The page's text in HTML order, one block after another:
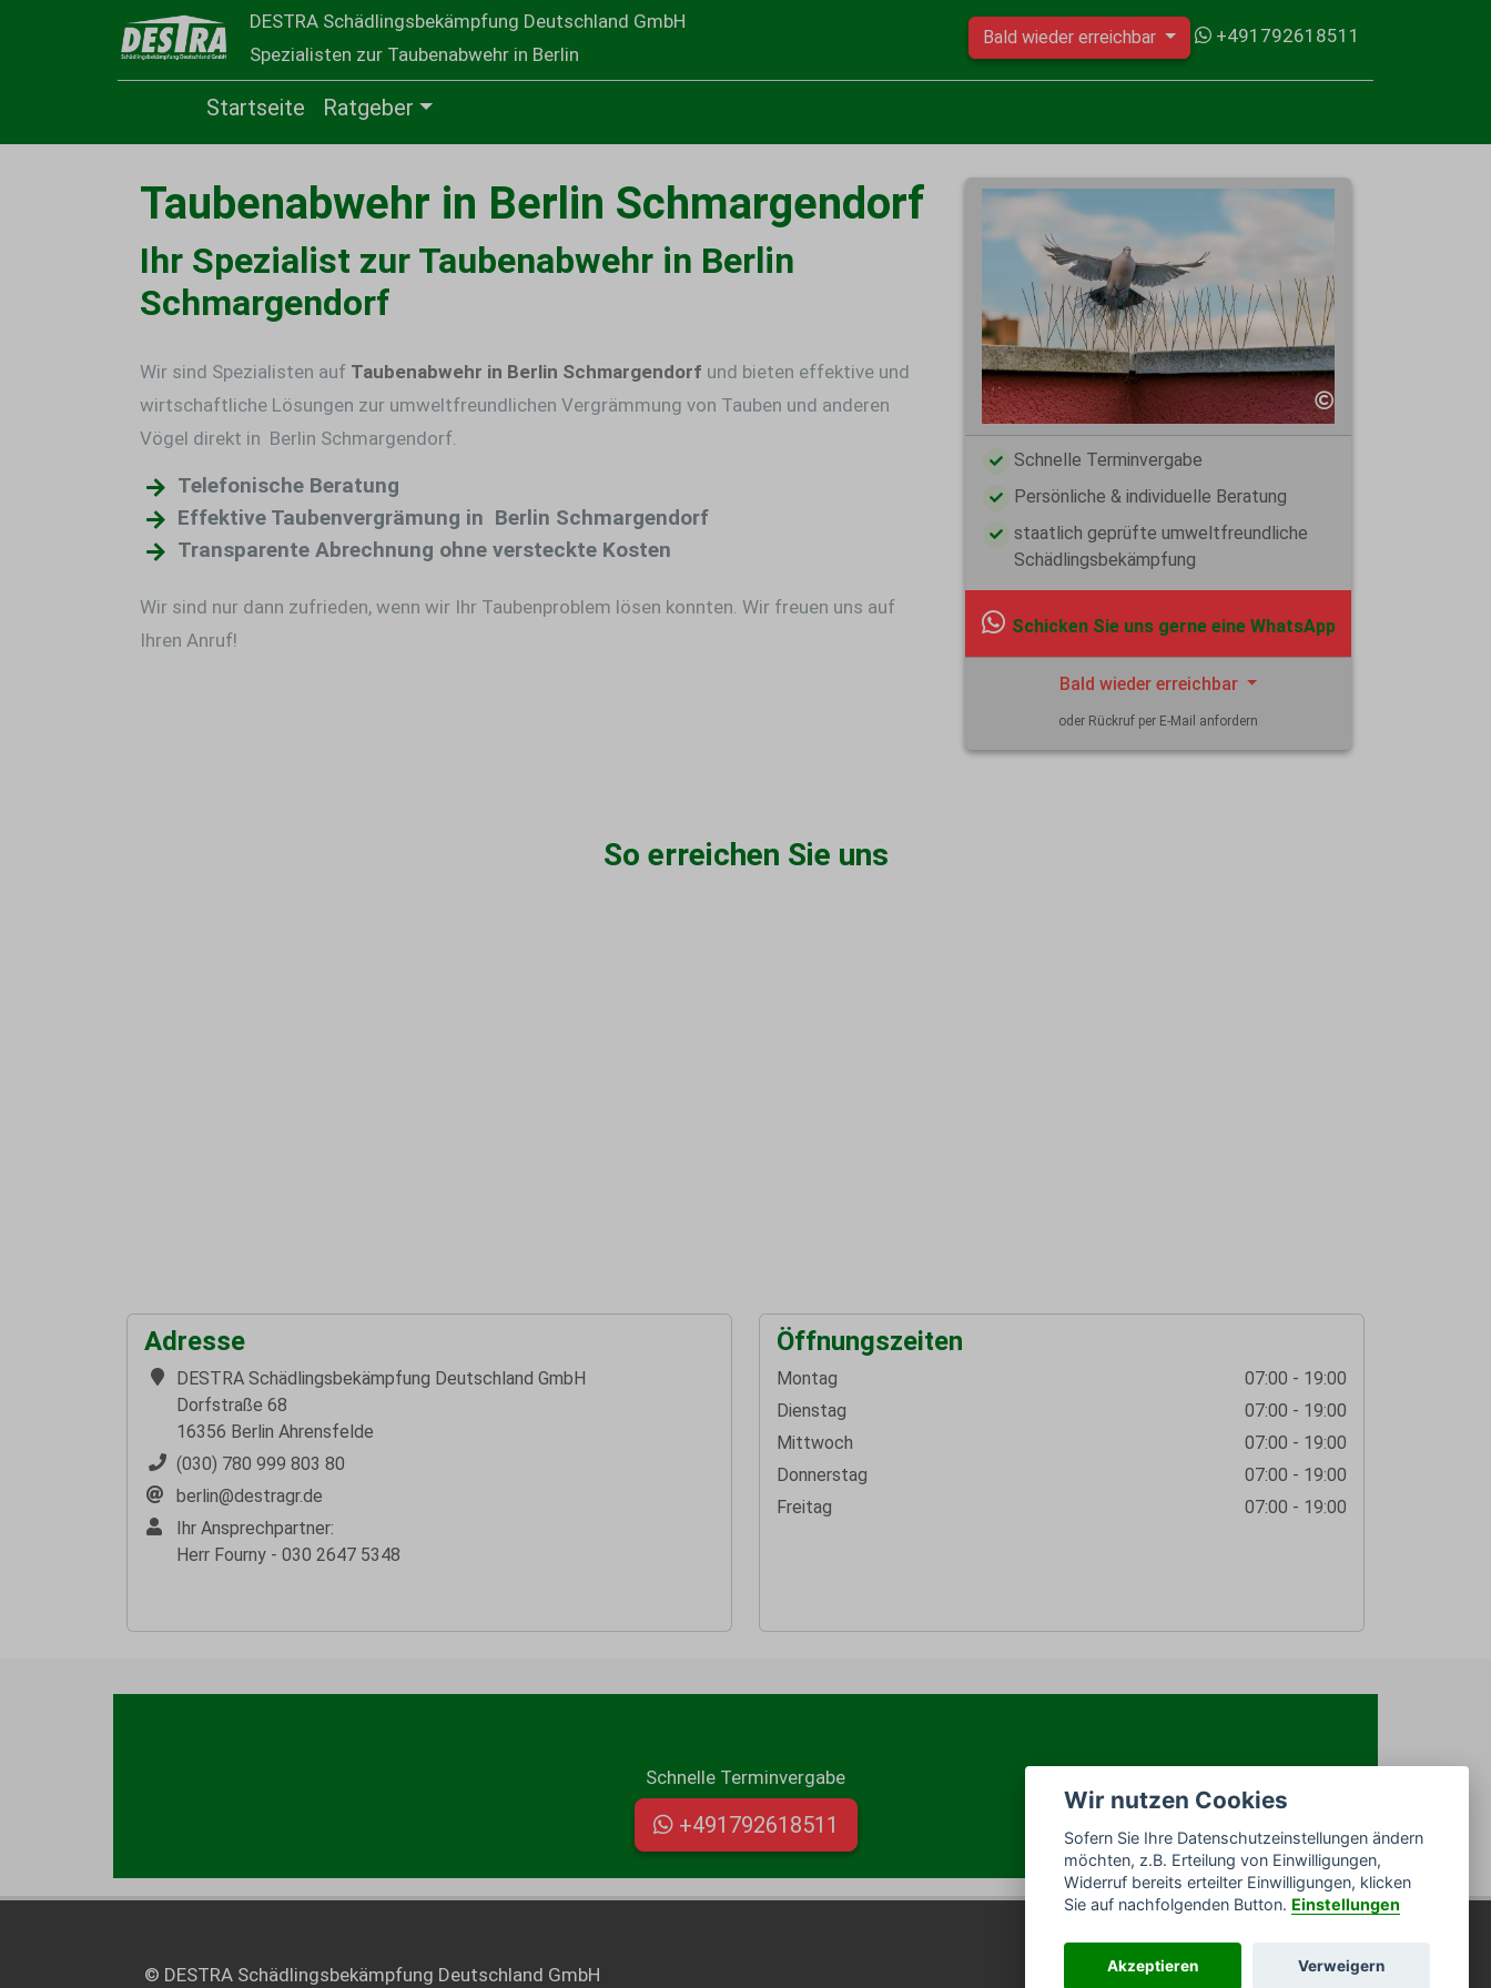
DESTRA Schädlingsbekämpfung Deutschland GmbH
Spezialisten zur Taubenabwehr in Berlin
Bald wieder erreichbar +491792618511
Startseite Ratgeber
Taubenabwehr in Berlin Schmargendorf
Ihr Spezialist zur Taubenabwehr in Berlin
Schmargendorf
Wir sind Spezialisten auf Taubenabwehr in Berlin Schmargendorf und bieten effektive und
wirtschaftliche Lösungen zur umweltfreundlichen Vergrämmung von Tauben und anderen
Vögel direkt in Berlin Schmargendorf.
Telefonische Beratung
Effektive Taubenvergrämung in Berlin Schmargendorf
Transparente Abrechnung ohne versteckte Kosten
Wir sind nur dann zufrieden, wenn wir Ihr Taubenproblem lösen konnten. Wir freuen uns auf
Ihren Anruf!
Schnelle Terminvergabe
Persönliche & individuelle Beratung
staatlich geprüfte umweltfreundliche
Schädlingsbekämpfung
Schicken Sie uns gerne eine WhatsApp
Bald wieder erreichbar
oder Rückruf per E-Mail anfordern
So erreichen Sie uns
Adresse
DESTRA Schädlingsbekämpfung Deutschland GmbH
Dorfstraße 68
16356 Berlin Ahrensfelde
(030) 780 999 803 80
berlin@destragr.de
Ihr Ansprechpartner:
Herr Fourny - 030 2647 5348
Öffnungszeiten
Montag
07:00 - 19:00
Dienstag
07:00 - 19:00
Mittwoch
07:00 - 19:00
Donnerstag
07:00 - 19:00
Freitag
07:00 - 19:00
Schnelle Terminvergabe
+491792618511
© DESTRA Schädlingsbekämpfung Deutschland GmbH Impressum/Datenschutz Sitemap
Wir nutzen Cookies
Sofern Sie Ihre Datenschutzeinstellungen ändern
möchten, z.B. Erteilung von Einwilligungen,
Widerruf bereits erteilter Einwilligungen, klicken
Sie auf nachfolgenden Button. Einstellungen
Akzeptieren Verweigern